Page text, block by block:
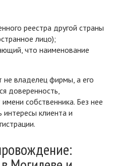
реестра другой страны
лицо);
что наименование
владелец фирмы, а его
доверенность,
собственника. Без нее
клиента и